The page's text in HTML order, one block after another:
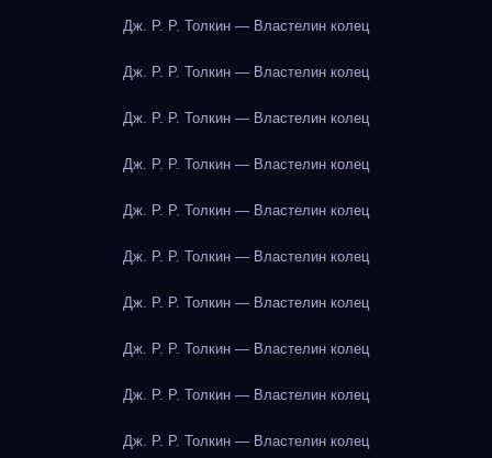
Дж. Р. Р. Толкин — Властелин колец
Дж. Р. Р. Толкин — Властелин колец
Дж. Р. Р. Толкин — Властелин колец
Дж. Р. Р. Толкин — Властелин колец
Дж. Р. Р. Толкин — Властелин колец
Дж. Р. Р. Толкин — Властелин колец
Дж. Р. Р. Толкин — Властелин колец
Дж. Р. Р. Толкин — Властелин колец
Дж. Р. Р. Толкин — Властелин колец
Дж. Р. Р. Толкин — Властелин колец